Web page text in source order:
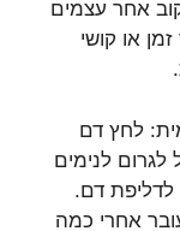
אחר עצמים
או קושי
לחץ דם
לגרום לנימים
לדליפת דם.
אחרי כמה